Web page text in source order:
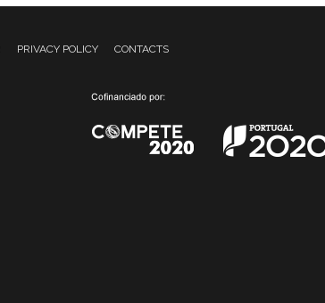
PRIVACY POLICY CONTACTS